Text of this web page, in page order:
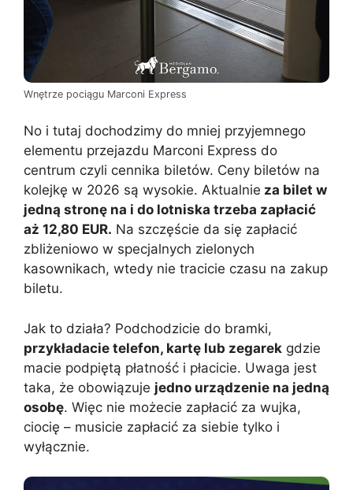
Wnętrze pociągu Marconi Express
No i tutaj dochodzimy do mniej przyjemnego
elementu przejazdu Marconi Express do
centrum czyli cennika biletów. Ceny biletów na
kolejkę w 2026 są wysokie. Aktualnie za bilet w
jedną stronę na i do lotniska trzeba zapłacić
aż 12,80 EUR. Na szczęście da się zapłacić
zbliżeniowo w specjalnych zielonych
kasownikach, wtedy nie tracicie czasu na zakup
biletu.
Jak to działa? Podchodzicie do bramki,
przykładacie telefon, kartę lub zegarek gdzie
macie podpiętą płatność i płacicie. Uwaga jest
taka, że obowiązuje jedno urządzenie na jedną
osobę. Więc nie możecie zapłacić za wujka,
ciocię – musicie zapłacić za siebie tylko i
wyłącznie.